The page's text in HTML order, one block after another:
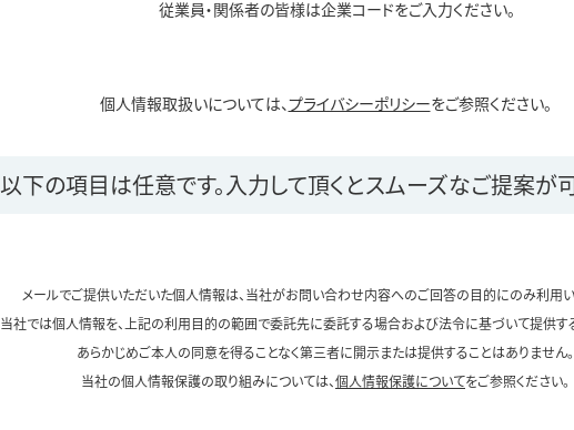
従業員・関係者の皆様は企業コードをご入力ください。
個人情報取扱いについては、プライバシーポリシーをご参照ください。
以下の項目は任意です。入力して頂くとスムーズなご提案が
メールでご提供いただいた個人情報は、当社がお問い合わせ内容へのご回答の目的にのみ利用い
当社では個人情報を、上記の利用目的の範囲で委託先に委託する場合および法令に基づいて提供す
あらかじめご本人の同意を得ることなく第三者に開示または提供することはありません。
当社の個人情報保護の取り組みについては、個人情報保護についてをご参照ください。